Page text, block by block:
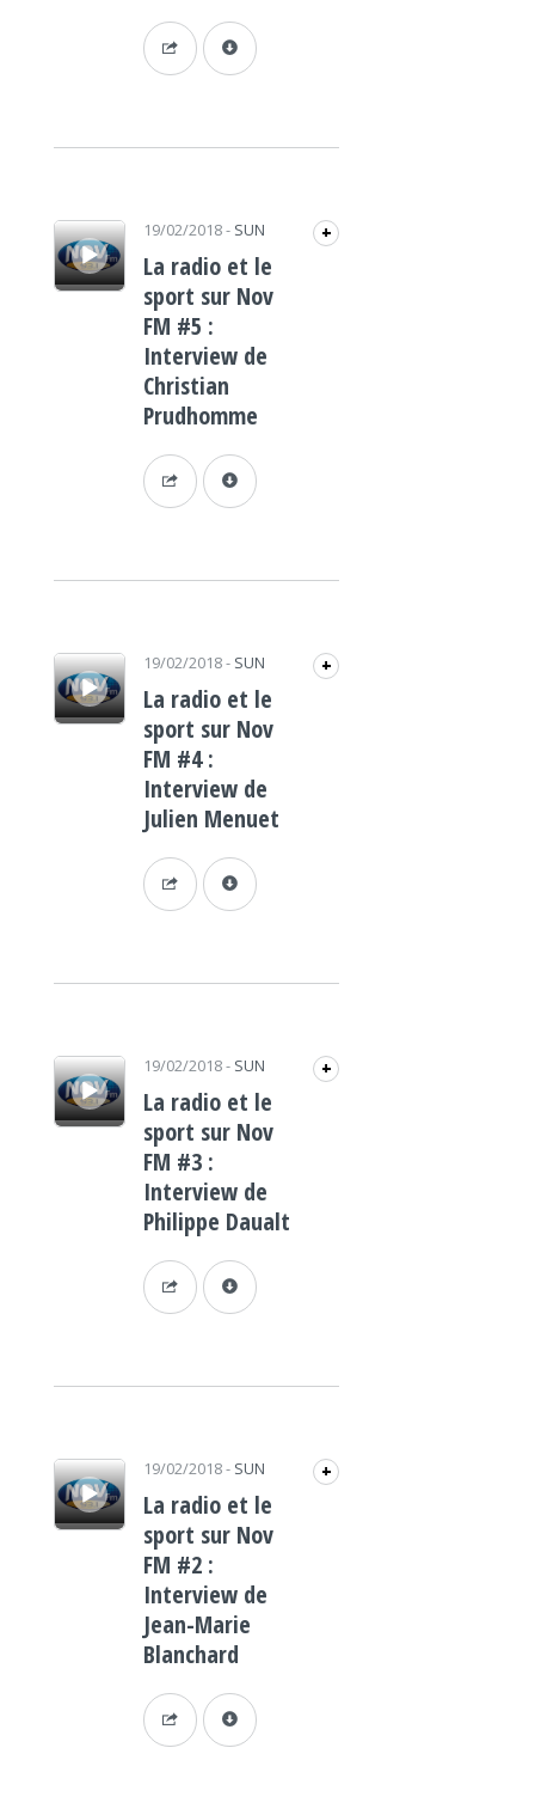
Lecteur audio 19/02/2018- SUN +
La radio et le
sport sur Nov
FM #5 :
Interview de
Christian
Prudhomme
Lecteur audio 19/02/2018- SUN +
La radio et le
sport sur Nov
FM #4 :
Interview de
Julien Menuet
Lecteur audio 19/02/2018- SUN +
La radio et le
sport sur Nov
FM #3 :
Interview de
Philippe Daualt
Lecteur audio 19/02/2018- SUN +
La radio et le
sport sur Nov
FM #2 :
Interview de
Jean-Marie
Blanchard